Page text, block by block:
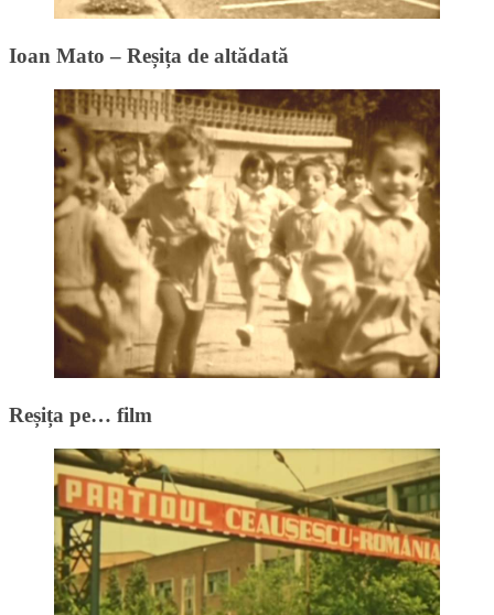
Ioan Mato – Reșița de altădată
Reșița pe… film